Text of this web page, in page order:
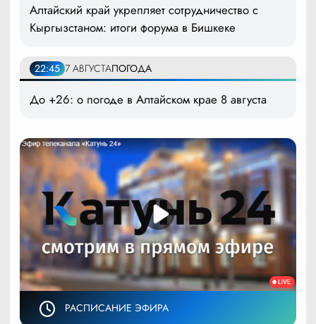
Алтайский край укрепляет сотрудничество с
Кыргызстаном: итоги форума в Бишкеке
22:45 7 АВГУСТАПОГОДА
До +26: о погоде в Алтайском крае 8 августа
РАСПИСАНИЕ ЭФИРА